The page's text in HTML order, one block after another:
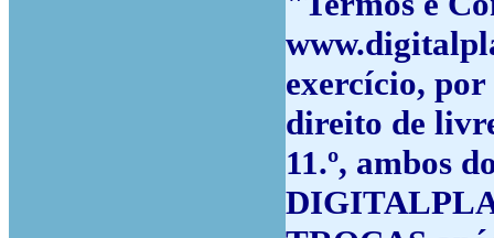
exercício,
direito de
11.º, ambos